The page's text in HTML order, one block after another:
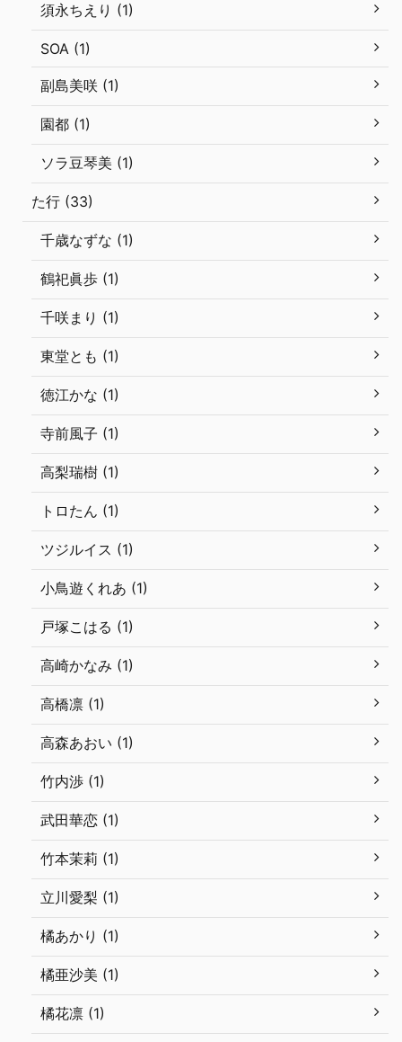
須永ちえり (1)
SOA (1)
副島美咲 (1)
園都 (1)
ソラ豆琴美 (1)
た行 (33)
千歳なずな (1)
鶴祀眞歩 (1)
千咲まり (1)
東堂とも (1)
徳江かな (1)
寺前風子 (1)
高梨瑞樹 (1)
トロたん (1)
ツジルイス (1)
小鳥遊くれあ (1)
戸塚こはる (1)
高崎かなみ (1)
高橋凛 (1)
高森あおい (1)
竹内渉 (1)
武田華恋 (1)
竹本茉莉 (1)
立川愛梨 (1)
橘あかり (1)
橘亜沙美 (1)
橘花凛 (1)